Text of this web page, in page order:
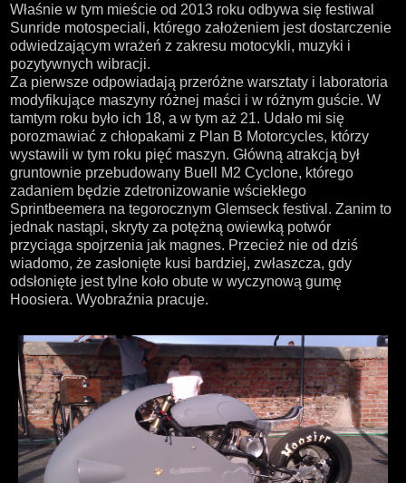
Właśnie w tym mieście od 2013 roku odbywa się festiwal
Sunride motospeciali, którego założeniem jest dostarczenie
odwiedzającym wrażeń z zakresu motocykli, muzyki i
pozytywnych wibracji.
Za pierwsze odpowiadają przeróżne warsztaty i laboratoria
modyfikujące maszyny różnej maści i w różnym guście. W
tamtym roku było ich 18, a w tym aż 21. Udało mi się
porozmawiać z chłopakami z Plan B Motorcycles, którzy
wystawili w tym roku pięć maszyn. Główną atrakcją był
gruntownie przebudowany Buell M2 Cyclone, którego
zadaniem będzie zdetronizowanie wściekłego
Sprintbeemera na tegorocznym Glemseck festival. Zanim to
jednak nastąpi, skryty za potężną owiewką potwór
przyciąga spojrzenia jak magnes. Przecież nie od dziś
wiadomo, że zasłonięte kusi bardziej, zwłaszcza, gdy
odsłonięte jest tylne koło obute w wyczynową gumę
Hoosiera. Wyobraźnia pracuje.